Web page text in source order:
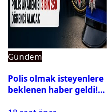
Gündem
Polis olmak isteyenlere
beklenen haber geldi!